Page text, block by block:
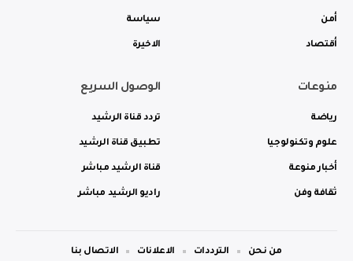
أمن
أقتصاد
سياسة
الاخيرة
منوعات
رياضة
علوم وتكنولوجيا
أخبار منوعة
ثقافة وفن
الوصول السريع
تردد قناة الرشيد
تطبيق قناة الرشيد
قناة الرشيد مباشر
راديو الرشيد مباشر
من نحن الترددات الاعلانات الاتصال بنا